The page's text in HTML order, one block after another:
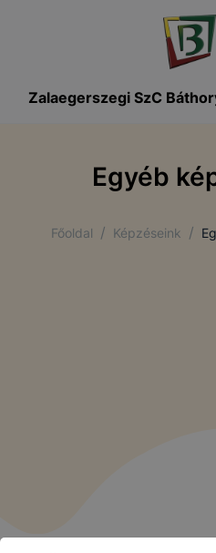
Zalaegerszegi SzC
Egyéb
Főoldal / Képzéseink /